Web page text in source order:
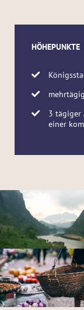
HÖHEPUNKTE
3 tägiger
einer